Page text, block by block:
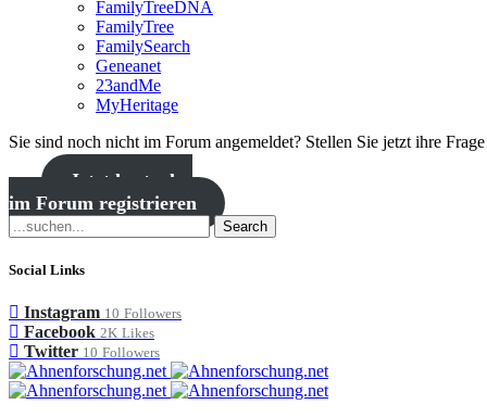
FamilyTreeDNA
FamilyTree
FamilySearch
Geneanet
23andMe
MyHeritage
Sie sind noch nicht im Forum angemeldet? Stellen Sie jetzt ihre
Jetzt kostenlos
im Forum registrieren
Search
Social Links
Instagram 10 Followers
Facebook 2K Likes
Twitter 10 Followers